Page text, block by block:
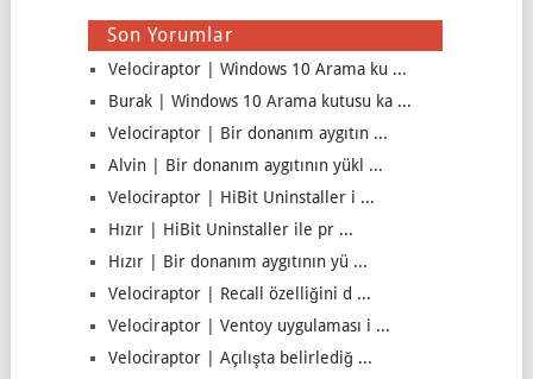
Son Yorumlar
Velociraptor | Windows 10 Arama ku ...
Burak | Windows 10 Arama kutusu ka ...
Velociraptor | Bir donanım aygıtın ...
Alvin | Bir donanım aygıtının yükl ...
Velociraptor | HiBit Uninstaller i ...
Hızır | HiBit Uninstaller ile pr ...
Hızır | Bir donanım aygıtının yü ...
Velociraptor | Recall özelliğini d ...
Velociraptor | Ventoy uygulaması i ...
Velociraptor | Açılışta belirlediğ ...